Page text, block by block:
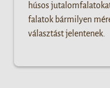
húsos
falatok bármilyen
választást jelentenek.